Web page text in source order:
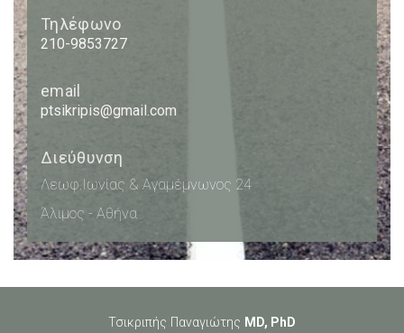
Τηλέφωνο
210-9853727
email
ptsikripis@gmail.com
Διεύθυνση
Λεωφ.Ιωνίας & Αγαμέμνωνος 24
Άλιμος - Αθήνα
Τσικριπής Παναγιώτης MD, PhD